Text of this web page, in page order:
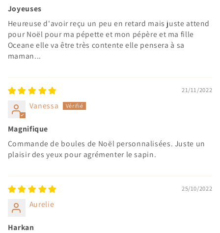
Joyeuses
Heureuse d'avoir reçu un peu en retard mais juste attend
pour Noël pour ma pépette et mon pépère et ma fille
Oceane elle va être très contente elle pensera à sa
maman...
21/11/2022
Vanessa
Magnifique
Commande de boules de Noël personnalisées. Juste un
plaisir des yeux pour agrémenter le sapin.
25/10/2022
Aurelie
Harkan